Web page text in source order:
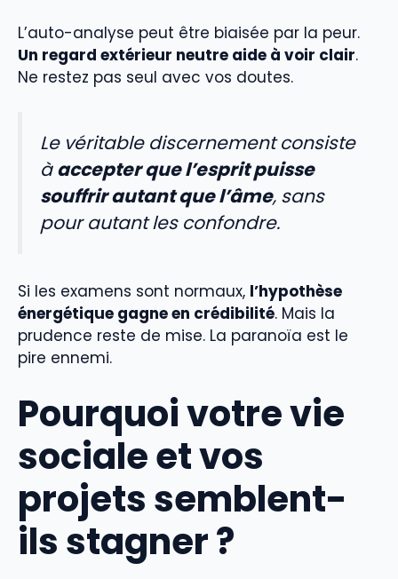
L’auto-analyse peut être biaisée par la peur.
Un regard extérieur neutre aide à voir clair.
Ne restez pas seul avec vos doutes.
Le véritable discernement consiste
àaccepter que l’esprit puisse
souffrir autant que l’âme, sans
pour autant les confondre.
Si les examens sont normaux, l’hypothèse
énergétique gagne en crédibilité. Mais la
prudence reste de mise. La paranoïa est le
pire ennemi.
Pourquoi votre vie
sociale et vos
projets semblent-
ils stagner ?